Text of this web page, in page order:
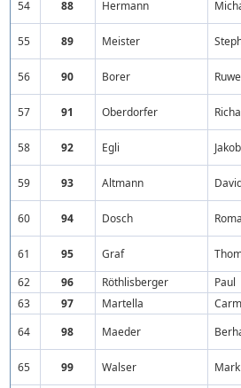
54 88 Hermann
55 89 Meister
56 90 Borer
57 91 Oberdorfer
58 92 Egli Jakob
59 93 Altmann
60 94 Dosch
61 95 Graf
62
96 Röthlisberger Paul
63
97 Martella
64
98 Maeder
65 99 Walser Mark